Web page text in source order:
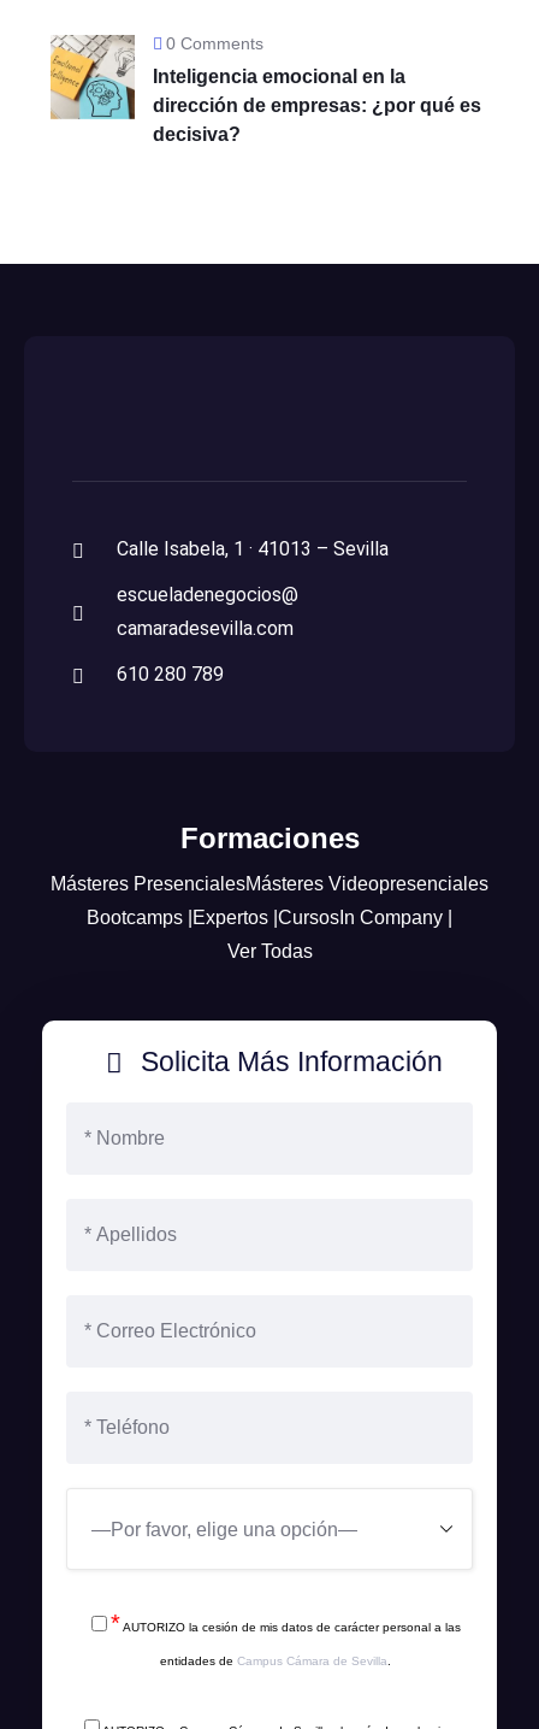
0 Comments
Inteligencia emocional en la
dirección de empresas: ¿por qué es
decisiva?
Calle Isabela, 1 · 41013 – Sevilla
escueladenegocios@
camaradesevilla.com
610 280 789
Formaciones
Másteres PresencialesMásteres Videopresenciales
Bootcamps | Expertos | Cursos In Company |
Ver Todas
Solicita Más Información
* AUTORIZO la cesión de mis datos de carácter personal a las
entidades de Campus Cámara de Sevilla